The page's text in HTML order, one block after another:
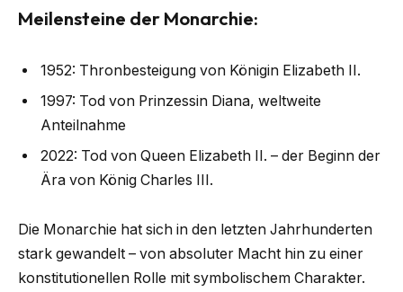
Meilensteine der Monarchie:
1952: Thronbesteigung von Königin Elizabeth II.
1997: Tod von Prinzessin Diana, weltweite
Anteilnahme
2022: Tod von Queen Elizabeth II. – der Beginn der
Ära von König Charles III.
Die Monarchie hat sich in den letzten Jahrhunderten
stark gewandelt – von absoluter Macht hin zu einer
konstitutionellen Rolle mit symbolischem Charakter.